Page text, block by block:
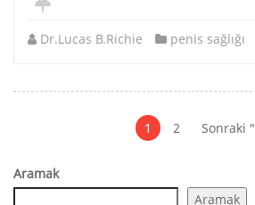
Dr.Lucas B.Richie penis sağlığı
1 2 Sonraki "
Aramak
Aramak